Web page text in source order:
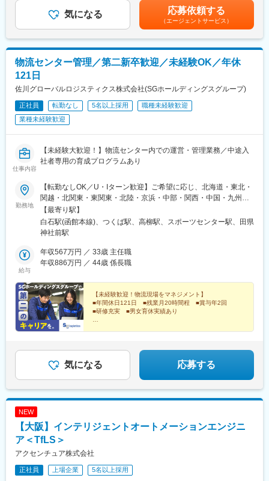
目指すのは2028年3月期にグループ売上高500億、営業利益50億
以上、約500店舗の展開！国内は毎年10～20、海外は20~30店舗
の出店を予定しています。
っかり還元（最大年100万円）
■職務内容：現場を理解しチームを導く店長
・調理、仕込み、ホール業務の理解およびフォロー
・売上金・原価・食材管理
・店舗の衛生・品質管理
・シフト管理・労務管理
・店舗の経営戦略立案・実行
「自分だけができる」ではなく、スタッフ一人ひとりの気づきや
強みを引き出し、店の文化として定着させることが、店長の重要
■キャリアパス：
・人事／人材育成／労務／広報などの管理部門職
・商品開発／店舗開発
・海外事業部（国内店舗で店長経験後、海外で活躍する社員も多
数）
※いずれも社内公募制度による実例のあるキャリアです
■働きやすさ：
・休日出勤や欠員時はSV・ブロック長がサポートし、エリア内で
人員を補完
・無理な長時間労働を防ぐ、組織的な運営体制
■インセンティブ制度／年4回
「人を育て、店を良くする」
その結果としての成果を、数字で正当に評価します。
■こんな方におすすめ：
・国内外など、将来のキャリアの選択肢を広く持ちたい方
・安定した基盤のもと、長期的にキャリアアップしたい方
433,800円（12分割）（一律手当を含む）＜昇給有無＞有＜残業
手当＞有＜給与補足＞■昇給年1回、インセンティブ制度：年4回
（店舗の目標達成時に支給）■モデル例:・入社2年目24歳・店長
職/(インセンティブ含む年俸)470万円・入社5年目27歳・SV職/(イ
ンセンティブ含む年俸)580万円・入社8年目30歳・ブロック長
職/(インセンティブ含む年俸)660万円賃金はあくまでも目安の金額
気になる 応募依頼する
（エージェントサービス）
物流センター管理／第二新卒歓迎／未経験OK／年休
121日
佐川グローバルロジスティクス株式会社(SGホールディングスグループ)
正社員 転勤なし 5名以上採用
職種未経験歓迎
業種未経験歓迎
仕事内容
【未経験大歓迎！】物流センター内での運営・管理業務／中途入
社者専用の育成プログラムあり
勤務地
【転勤なしOK／U・Iターン歓迎】ご希望に応じ、北海道・東北・
関越・北関東・東関東・北陸・京浜・中部・関西・中国・九州の
いずれかのエリアへ配属となります。◎マイカー通勤OK（駐車場
完備／対象拠点のみ）◎転居を伴う転勤なしで働くことも、転勤
を希望することも可能です！※受動喫煙対策：屋内全面禁煙
【最寄り駅】
白石駅(函館本線)、つくば駅、高柳駅、スポーツセンター駅、田県
神社前駅
給与
年収567万円 ／ 33歳 主任職
年収886万円 ／ 44歳 係長職
【未経験歓迎！物流現場をマネジメント】
■年間休日121日 ■残業月20時間程 ■賞与年2回
■研修充実 ■男女育休実績あり
気になる 応募する
NEW
【大阪】インテリジェントオートメーションエンジニ
ア＜TfLS＞
アクセンチュア株式会社
正社員 上場企業 5名以上採用